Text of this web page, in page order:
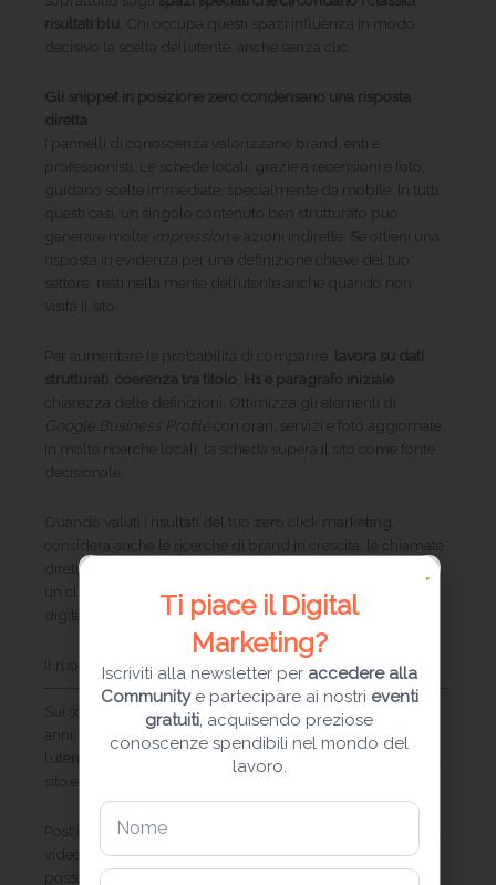
risultati blu . Chi occupa questi spazi influenza in modo
decisivo la scelta dell’utente, anche senza clic.
Gli snippet in posizione zero condensano una risposta
diretta
I pannelli di conoscenza valorizzano brand, enti e
professionisti. Le schede locali, grazie a recensioni e foto,
guidano scelte immediate, specialmente da mobile. In tutti
questi casi, un singolo contenuto ben strutturato può
generare molte
impressione azioni indirette. Se ottieni una
risposta in evidenza per una definizione chiave del tuo
settore, resti nella mente dell’utente anche quando non
visita il sito.
Per aumentare le probabilità di comparire,
lavora su dati
strutturati coerenza tra titolo H1 e paragrafo iniziale
chiarezza delle definizioni. Ottimizza gli elementi di
Google Business Profile
con orari, servizi e foto aggiornate.
In molte ricerche locali, la scheda supera il sito come fonte
decisionale.
Quando valuti i risultati del tuo zero click marketing,
considera anche le ricerche di brand in crescita, le chiamate
dirette e le richieste di indicazioni stradali. Non derivano da
un clic sul sito, ma confermano la forza della tua presenza
digitale nel motore di ricerca.
Il ruolo dei social nello sviluppo dello zero click marketing
Sui social media lo zero click marketing è una realtà da
anni. Le piattaforme premiano i contenuti che trattengono
l’utente all’interno del feed, non quelli che portano subito al
sito esterno.
Post informativi su LinkedIn, caroselli didattici su Instagram,
video brevi su TikTok o YouTube Shorts: tutti questi formati
possono generare grande visibilità senza alcun clic.
Ti piace il Digital
Marketing?
Iscriviti alla newsletter per accedere alla
Communitye partecipare ai nostri eventi
gratuiti, acquisendo preziose
conoscenze spendibili nel mondo del
lavoro.